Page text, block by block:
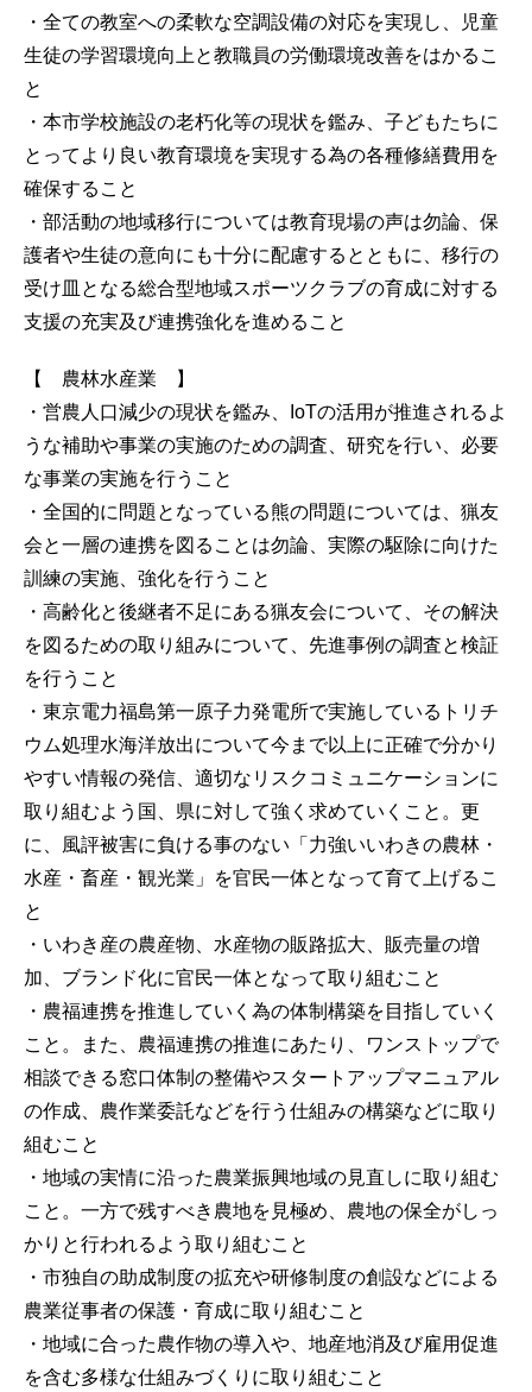
・全ての教室への柔軟な空調設備の対応を実現し、児童
生徒の学習環境向上と教職員の労働環境改善をはかるこ
と
・本市学校施設の老朽化等の現状を鑑み、子どもたちに
とってより良い教育環境を実現する為の各種修繕費用を
確保すること
・部活動の地域移行については教育現場の声は勿論、保
護者や生徒の意向にも十分に配慮するとともに、移行の
受け皿となる総合型地域スポーツクラブの育成に対する
支援の充実及び連携強化を進めること
【 農林水産業 】
・営農人口減少の現状を鑑み、IoTの活用が推進されるよ
うな補助や事業の実施のための調査、研究を行い、必要
な事業の実施を行うこと
・全国的に問題となっている熊の問題については、猟友
会と一層の連携を図ることは勿論、実際の駆除に向けた
訓練の実施、強化を行うこと
・高齢化と後継者不足にある猟友会について、その解決
を図るための取り組みについて、先進事例の調査と検証
を行うこと
・東京電力福島第一原子力発電所で実施しているトリチ
ウム処理水海洋放出について今まで以上に正確で分かり
やすい情報の発信、適切なリスクコミュニケーションに
取り組むよう国、県に対して強く求めていくこと。更
に、風評被害に負ける事のない「力強いいわきの農林・
水産・畜産・観光業」を官民一体となって育て上げるこ
と
・いわき産の農産物、水産物の販路拡大、販売量の増
加、ブランド化に官民一体となって取り組むこと
・農福連携を推進していく為の体制構築を目指していく
こと。また、農福連携の推進にあたり、ワンストップで
相談できる窓口体制の整備やスタートアップマニュアル
の作成、農作業委託などを行う仕組みの構築などに取り
組むこと
・地域の実情に沿った農業振興地域の見直しに取り組む
こと。一方で残すべき農地を見極め、農地の保全がしっ
かりと行われるよう取り組むこと
・市独自の助成制度の拡充や研修制度の創設などによる
農業従事者の保護・育成に取り組むこと
・地域に合った農作物の導入や、地産地消及び雇用促進
を含む多様な仕組みづくりに取り組むこと